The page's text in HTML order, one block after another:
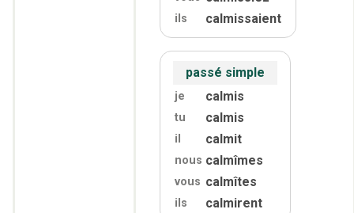
ils calmissaient
passé simple
je calmis
tu calmis
il calmit
nous calmîmes
vous calmîtes
ils calmirent